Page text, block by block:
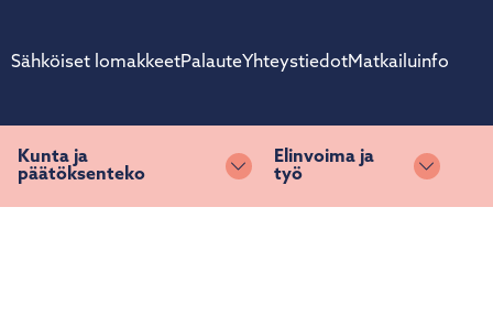
Sähköiset lomakkeetPalauteYhteystiedotMatkailuinfo
alasvetovalikkoa
Kunta ja
päätöksenteko
Vaihda alasvetovalikkoa
Elinvoima ja
työ
Vaihda